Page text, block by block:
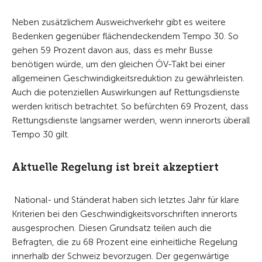
Neben zusätzlichem Ausweichverkehr gibt es weitere
Bedenken gegenüber flächendeckendem Tempo 30. So
gehen 59 Prozent davon aus, dass es mehr Busse
benötigen würde, um den gleichen ÖV-Takt bei einer
allgemeinen Geschwindigkeitsreduktion zu gewährleisten.
Auch die potenziellen Auswirkungen auf Rettungsdienste
werden kritisch betrachtet. So befürchten 69 Prozent, dass
Rettungsdienste langsamer werden, wenn innerorts überall
Tempo 30 gilt.
Aktuelle Regelung ist breit akzeptiert
National- und Ständerat haben sich letztes Jahr für klare
Kriterien bei den Geschwindigkeitsvorschriften innerorts
ausgesprochen. Diesen Grundsatz teilen auch die
Befragten, die zu 68 Prozent eine einheitliche Regelung
innerhalb der Schweiz bevorzugen. Der gegenwärtige